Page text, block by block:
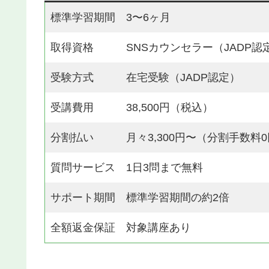
標準学習期間 3〜6ヶ月
取得資格 SNSカウンセラー（JADP認
受験方式 在宅受験（JADP認定）
受講費用 38,500円（税込）
分割払い 月々3,300円〜（分割手数料0
質問サービス 1日3問まで無料
サポート期間 標準学習期間の約2倍
全額返金保証 対象講座あり